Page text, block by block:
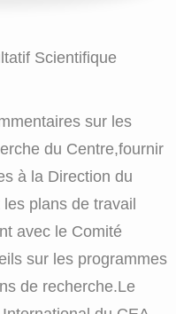
Scientifique
du Centre,fournir
à la Direction du
plans de travail
avec le Comité
sur les programmes